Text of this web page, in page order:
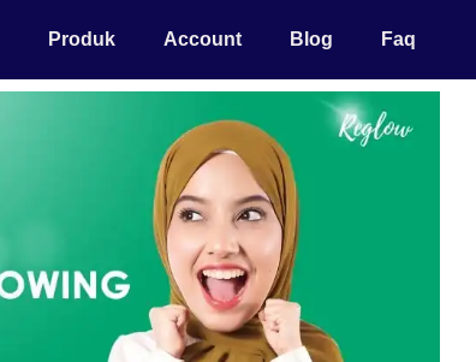
Produk Account Blog Faq